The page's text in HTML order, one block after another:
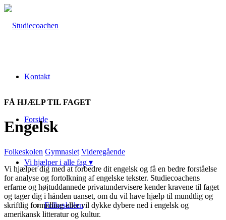
Kontakt
Forside
Vi hjælper i alle fag ▾
Folkeskolen
FÅ HJÆLP TIL FAGET
Engelsk
Folkeskolen Gymnasiet Videregående
Vi hjælper dig med at forbedre dit engelsk og få en bedre forståelse
for analyse og fortolkning af engelske tekster. Studiecoachens
erfarne og højtuddannede privatundervisere kender kravene til faget
og tager dig i hånden uanset, om du vil have hjælp til mundtlig og
skriftlig formidling eller vil dykke dybere ned i engelsk og
amerikansk litteratur og kultur.